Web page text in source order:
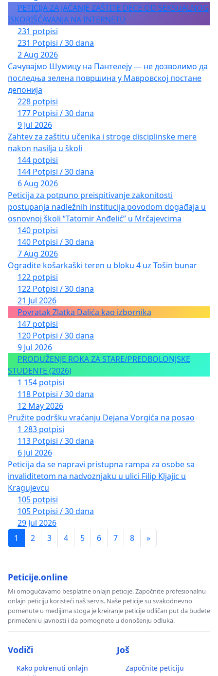
PETICIJA ZA JAČANJE ZAŠTITE DECE OD SEKSUALNOG
ISKORIŠĆAVANJA NA INTERNETU
231 potpisi
231 Potpisi / 30 dana
2 Aug 2026
Сачувајмо Шумицу на Пантелеју — не дозволимо да
последња зелена површина у Мавровској постане
депонија
228 potpisi
177 Potpisi / 30 dana
9 Jul 2026
Zahtev za zaštitu učenika i stroge disciplinske mere
nakon nasilja u školi
144 potpisi
144 Potpisi / 30 dana
6 Aug 2026
Peticija za potpuno preispitivanje zakonitosti
postupanja nadležnih institucija povodom događaja u
osnovnoj školi “Tatomir Anđelić” u Mrčajevcima
140 potpisi
140 Potpisi / 30 dana
7 Aug 2026
Ogradite košarkaški teren u bloku 4 uz Tošin bunar
122 potpisi
122 Potpisi / 30 dana
21 Jul 2026
Povratak Zlatka Dalića kao izbornika
147 potpisi
120 Potpisi / 30 dana
9 Jul 2026
PRODUŽENJE ROKA ZA STARE/PREDBOLONJSKE
STUDENTE (2026)
1 154 potpisi
118 Potpisi / 30 dana
12 May 2026
Pružite podršku vraćanju Dejana Vorgića na posao
1 283 potpisi
113 Potpisi / 30 dana
6 Jul 2026
Peticija da se napravi pristupna rampa za osobe sa
invaliditetom na nadvoznjaku u ulici Filip Kljajic u
Kragujevcu
105 potpisi
105 Potpisi / 30 dana
29 Jul 2026
1
2 3 4 5 6 7 8 »
Peticije.online
Mi omogućavamo besplatne onlajn peticije. Započnite profesionalnu
onlajn peticiju koristeći naš servis. Naše peticije su svakodnevno
pomenute u medijima stoga je kreiranje peticije odličan put da budete
primećeni u javnosti i da pomognete u donošenju odluka.
Vodiči
Kako pokrenuti onlajn
Još
Započnite peticiju